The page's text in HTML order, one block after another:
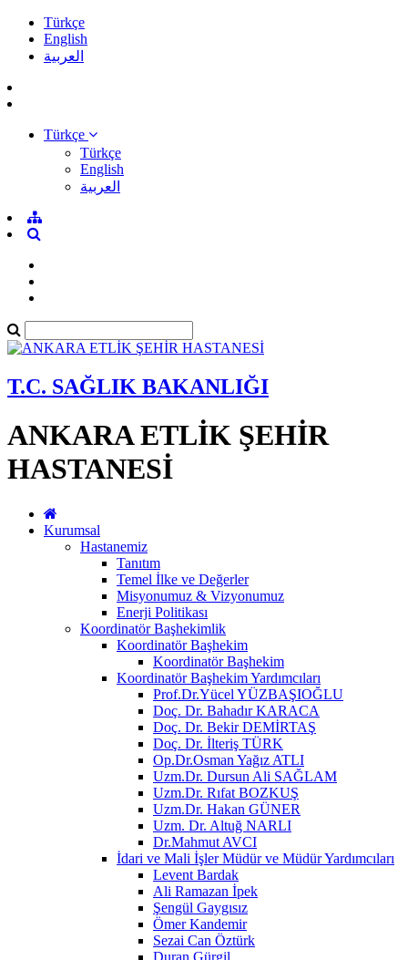
Türkçe
English
العربية
Türkçe
Türkçe
English
العربية
T.C. SAĞLIK BAKANLIĞI
ANKARA ETLİK ŞEHİR
HASTANESİ
Kurumsal
Hastanemiz
Tanıtım
Temel İlke ve Değerler
Misyonumuz & Vizyonumuz
Enerji Politikası
Koordinatör Başhekimlik
Koordinatör Başhekim
Koordinatör Başhekim
Koordinatör Başhekim Yardımcıları
Prof.Dr.Yücel YÜZBAŞIOĞLU
Doç. Dr. Bahadır KARACA
Doç. Dr. Bekir DEMİRTAŞ
Doç. Dr. İlteriş TÜRK
Op.Dr.Osman Yağız ATLI
Uzm.Dr. Dursun Ali SAĞLAM
Uzm.Dr. Rıfat BOZKUŞ
Uzm.Dr. Hakan GÜNER
Uzm. Dr. Altuğ NARLI
Dr.Mahmut AVCI
İdari ve Mali İşler Müdür ve Müdür Yardımcıları
Levent Bardak
Ali Ramazan İpek
Şengül Gaygısız
Ömer Kandemir
Sezai Can Öztürk
Duran Gürgil